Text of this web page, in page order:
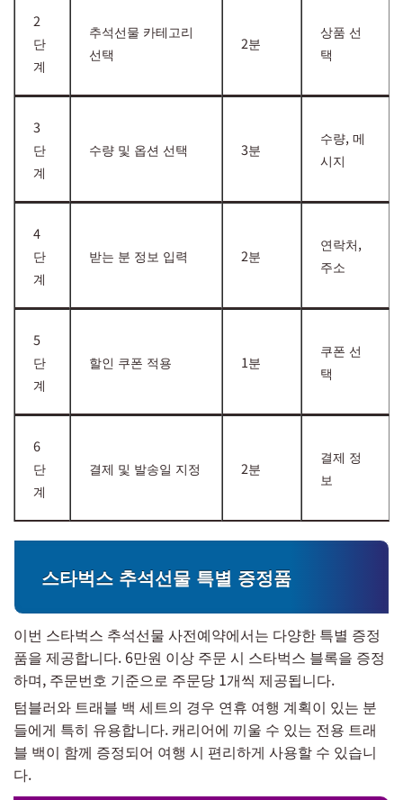
2
단
계
추석선물 카테고리
선택
2분
상품 선
택
3
단
계
수량 및 옵션 선택 3분
수량, 메
시지
4
단
계
받는 분 정보 입력 2분
연락처,
주소
5
단
계
할인 쿠폰 적용 1분
쿠폰 선
택
6
단
계
결제 및 발송일 지정 2분
결제 정
보
스타벅스 추석선물 특별 증정품
이번 스타벅스 추석선물 사전예약에서는 다양한 특별 증정
품을 제공합니다. 6만원 이상 주문 시 스타벅스 블록을 증정
하며, 주문번호 기준으로 주문당 1개씩 제공됩니다.
텀블러와 트래블 백 세트의 경우 연휴 여행 계획이 있는 분
들에게 특히 유용합니다. 캐리어에 끼울 수 있는 전용 트래
블 백이 함께 증정되어 여행 시 편리하게 사용할 수 있습니
다.